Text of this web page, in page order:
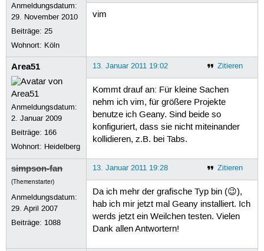
Anmeldungsdatum:
29. November 2010
Beiträge:25
Wohnort: Köln
vim
Area51
Anmeldungsdatum:
2. Januar 2009
Beiträge: 166
Wohnort: Heidelberg
Zitieren
13. Januar 2011 19:02
Kommt drauf an: Für kleine Sachen
nehm ich vim, für größere Projekte
benutze ich Geany. Sind beide so
konfiguriert, dass sie nicht miteinander
kollidieren, z.B. bei Tabs.
simpson-fan
(Themenstarter)
Anmeldungsdatum:
29. April 2007
Beiträge: 1088
Zitieren
13. Januar 2011 19:28
Da ich mehr der grafische Typ bin (😉),
hab ich mir jetzt mal Geany installiert. Ich
werds jetzt ein Weilchen testen. Vielen
Dank allen Antwortern!